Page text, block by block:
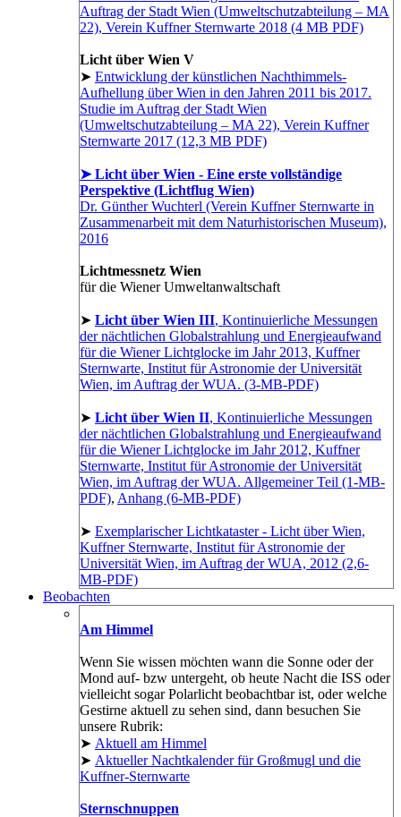
Auftrag der Stadt Wien (Umweltschutzabteilung – MA
22), Verein Kuffner Sternwarte 2018 (4 MB PDF)
Licht über Wien V
➤ Entwicklung der künstlichen Nachthimmels-
Aufhellung über Wien in den Jahren 2011 bis 2017.
Studie im Auftrag der Stadt Wien
(Umweltschutzabteilung – MA 22), Verein Kuffner
Sternwarte 2017 (12,3 MB PDF)
➤ Licht über Wien - Eine erste vollständige
Perspektive (Lichtflug Wien)
Dr. Günther Wuchterl (Verein Kuffner Sternwarte in
Zusammenarbeit mit dem Naturhistorischen Museum),
2016
Lichtmessnetz Wien
für die Wiener Umweltanwaltschaft
➤ Licht über Wien III, Kontinuierliche Messungen
der nächtlichen Globalstrahlung und Energieaufwand
für die Wiener Lichtglocke im Jahr 2013, Kuffner
Sternwarte, Institut für Astronomie der Universität
Wien, im Auftrag der WUA. (3-MB-PDF)
➤ Licht über Wien II, Kontinuierliche Messungen
der nächtlichen Globalstrahlung und Energieaufwand
für die Wiener Lichtglocke im Jahr 2012, Kuffner
Sternwarte, Institut für Astronomie der Universität
Wien, im Auftrag der WUA. Allgemeiner Teil (1-MB-
PDF), Anhang (6-MB-PDF)
➤ Exemplarischer Lichtkataster - Licht über Wien,
Kuffner Sternwarte, Institut für Astronomie der
Universität Wien, im Auftrag der WUA, 2012 (2,6-
MB-PDF)
Beobachten
Am Himmel
Wenn Sie wissen möchten wann die Sonne oder der
Mond auf- bzw untergeht, ob heute Nacht die ISS oder
vielleicht sogar Polarlicht beobachtbar ist, oder welche
Gestirne aktuell zu sehen sind, dann besuchen Sie
unsere Rubrik:
➤ Aktuell am Himmel
➤ Aktueller Nachtkalender für Großmugl und die
Kuffner-Sternwarte
Sternschnuppen